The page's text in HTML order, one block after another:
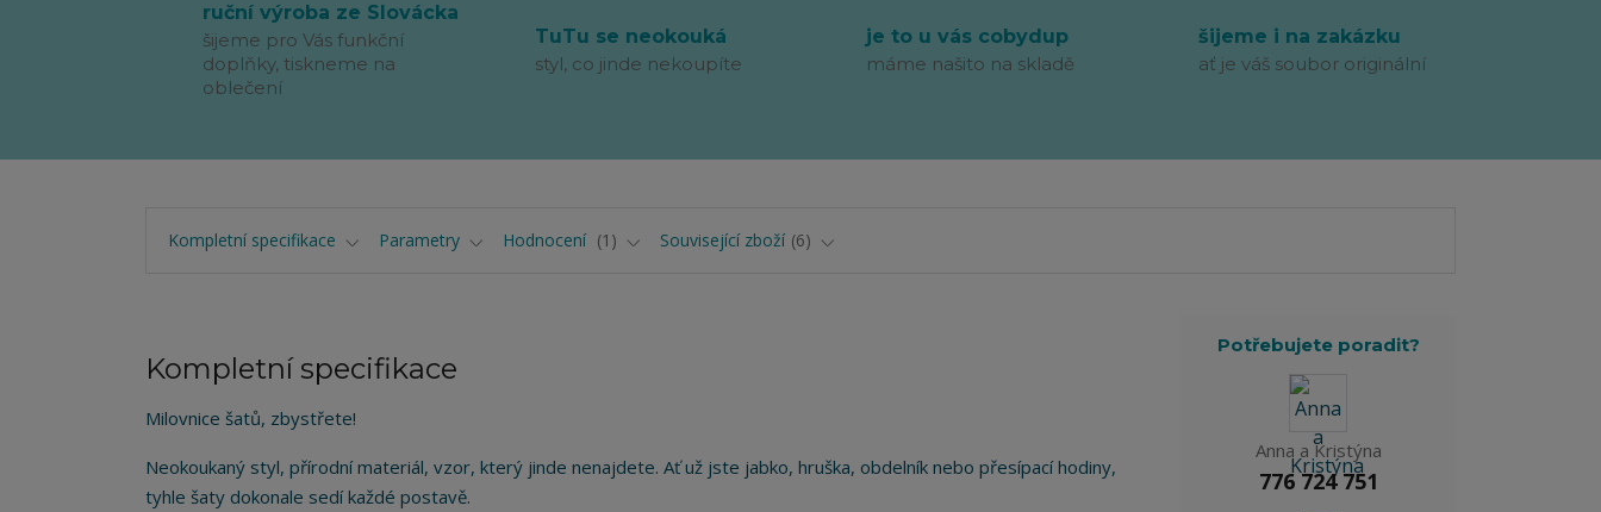
ruční výroba ze Slovácka
šijeme pro Vás funkční
doplňky, tiskneme na
oblečení
TuTu se neokouká
styl, co jinde nekoupíte
je to u vás cobydup
máme našito na skladě
šijeme i na zakázku
ať je váš soubor originální
Kompletní specifikace Parametry Hodnocení 1 Související zboží 6
Kompletní specifikace
Milovnice šatů, zbystřete!
Neokoukaný styl, přírodní materiál, vzor, který jinde nenajdete. Ať už jste jabko, hruška, obdelník nebo přesípací hodiny,
tyhle šaty dokonale sedí každé postavě.
Potřebujete poradit?
Anna a Kristýna
776 724 751